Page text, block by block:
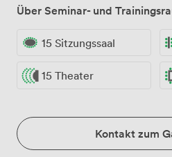
Über Seminar- und
15 Sitzungssaal
15 Theater
Kontakt zum